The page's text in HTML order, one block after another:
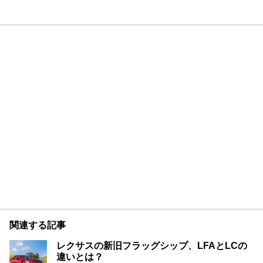
関連する記事
レクサスの新旧フラッグシップ、LFAとLCの
違いとは？